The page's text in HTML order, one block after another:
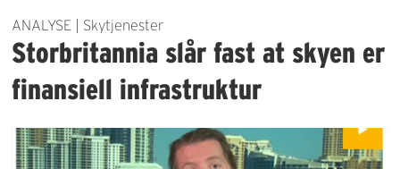
ANALYSE | Skytjenester
Storbritannia slår fast at skyen er
finansiell infrastruktur